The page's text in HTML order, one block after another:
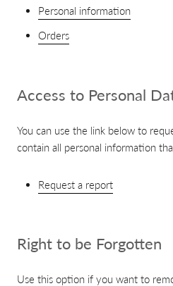
Personal information
Orders
Access to Personal
You can use the link below to
contain all personal information
Request a report
Right to be Forgotten
Use this option if you want to